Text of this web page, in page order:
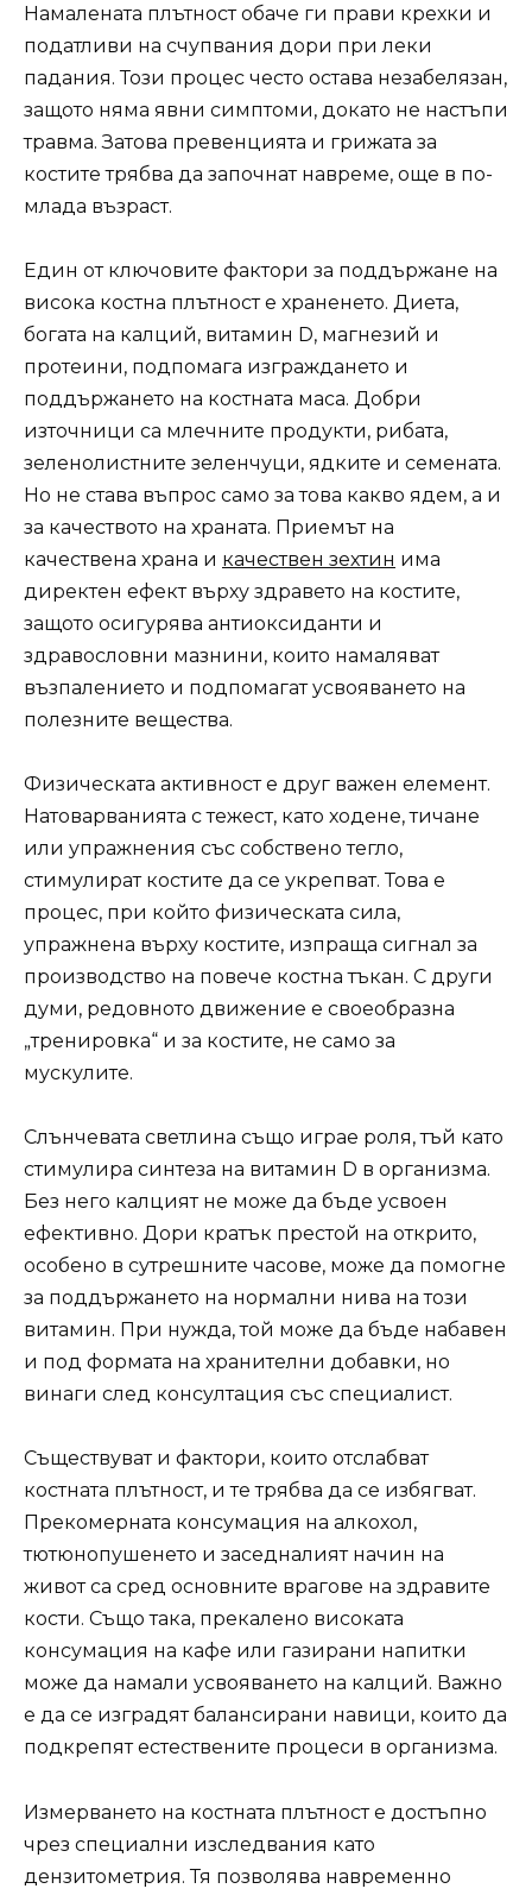
Намалената плътност обаче ги прави крехки и
податливи на счупвания дори при леки
падания. Този процес често остава незабелязан,
защото няма явни симптоми, докато не настъпи
травма. Затова превенцията и грижата за
костите трябва да започнат навреме, още в по-
млада възраст.
Един от ключовите фактори за поддържане на
висока костна плътност е храненето. Диета,
богата на калций, витамин D, магнезий и
протеини, подпомага изграждането и
поддържането на костната маса. Добри
източници са млечните продукти, рибата,
зеленолистните зеленчуци, ядките и семената.
Но не става въпрос само за това какво ядем, а и
за качеството на храната. Приемът на
качествена храна и качествен зехтин има
директен ефект върху здравето на костите,
защото осигурява антиоксиданти и
здравословни мазнини, които намаляват
възпалението и подпомагат усвояването на
полезните вещества.
Физическата активност е друг важен елемент.
Натоварванията с тежест, като ходене, тичане
или упражнения със собствено тегло,
стимулират костите да се укрепват. Това е
процес, при който физическата сила,
упражнена върху костите, изпраща сигнал за
производство на повече костна тъкан. С други
думи, редовното движение е своеобразна
„тренировка“ и за костите, не само за
мускулите.
Слънчевата светлина също играе роля, тъй като
стимулира синтеза на витамин D в организма.
Без него калцият не може да бъде усвоен
ефективно. Дори кратък престой на открито,
особено в сутрешните часове, може да помогне
за поддържането на нормални нива на този
витамин. При нужда, той може да бъде набавен
и под формата на хранителни добавки, но
винаги след консултация със специалист.
Съществуват и фактори, които отслабват
костната плътност, и те трябва да се избягват.
Прекомерната консумация на алкохол,
тютюнопушенето и заседналият начин на
живот са сред основните врагове на здравите
кости. Също така, прекалено високата
консумация на кафе или газирани напитки
може да намали усвояването на калций. Важно
е да се изградят балансирани навици, които да
подкрепят естествените процеси в организма.
Измерването на костната плътност е достъпно
чрез специални изследвания като
дензитометрия. Тя позволява навременно